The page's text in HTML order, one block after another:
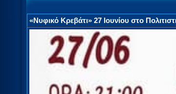
«Νυφικό Κρεβάτι» 27 Ιουνίου στο